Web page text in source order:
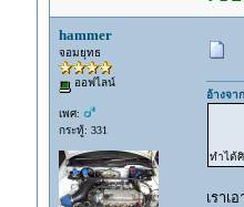
hammer
จอมยุทธ
ออฟไลน์
เพศ:
กระทู้: 331
อ้างจา
ทำได้
เราเ